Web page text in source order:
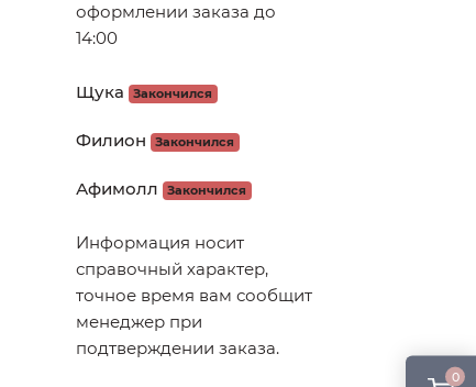
0
оформлении заказа до
14:00
Щука Закончился
Филион Закончился
Афимолл Закончился
Информация носит
справочный характер,
точное время вам сообщит
менеджер при
подтверждении заказа.